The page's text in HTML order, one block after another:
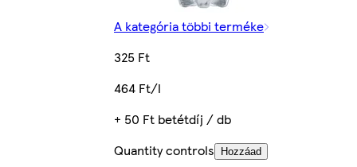
A kategória többi terméke
325 Ft
464 Ft/l
+ 50 Ft betétdíj / db
Quantity controls
Hozzáad